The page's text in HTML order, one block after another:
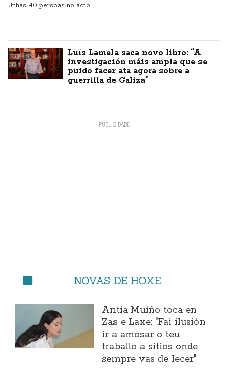
Unhas 40 persoas no acto
Luís Lamela saca novo libro: “A
investigación máis ampla que se
puido facer ata agora sobre a
guerrilla de Galiza”
NOVAS DE HOXE
Antía Muíño toca en
Zas e Laxe: "Fai ilusión
ir a amosar o teu
traballo a sitios onde
sempre vas de lecer"